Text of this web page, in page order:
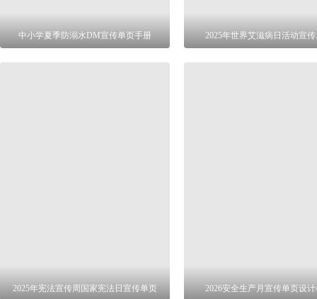
中小学夏季防溺水DM宣传单页手册 2025年世界艾滋病日活动宣
2025年宪法宣传周国家宪法日宣传单页 2026安全生产月宣传单页设